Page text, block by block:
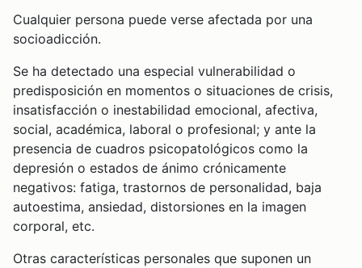
Cualquier persona puede verse afectada por una
socioadicción.
Se ha detectado una especial vulnerabilidad o
predisposición en momentos o situaciones de crisis,
insatisfacción o inestabilidad emocional, afectiva,
social, académica, laboral o profesional; y ante la
presencia de cuadros psicopatológicos como la
depresión o estados de ánimo crónicamente
negativos: fatiga, trastornos de personalidad, baja
autoestima, ansiedad, distorsiones en la imagen
corporal, etc.
Otras características personales que suponen un